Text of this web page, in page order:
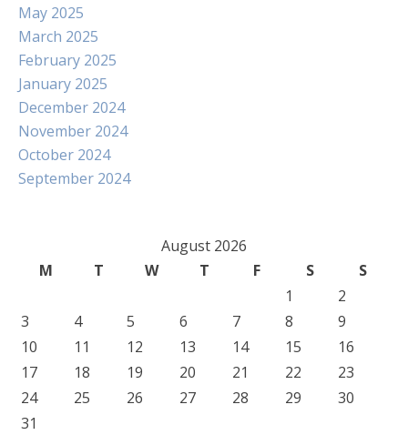
May 2025
March 2025
February 2025
January 2025
December 2024
November 2024
October 2024
September 2024
August 2026
M
T W T F S
S
1
2
3
4 5 6 7 8
9
10
11 12 13 14 15
16
17
18 19 20 21 22
23
24
25 26 27 28 29
30
31